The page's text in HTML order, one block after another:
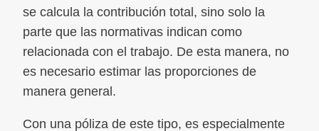
se calcula la contribución total, sino solo la
parte que las normativas indican como
relacionada con el trabajo. De esta manera, no
es necesario estimar las proporciones de
manera general.
Con una póliza de este tipo, es especialmente